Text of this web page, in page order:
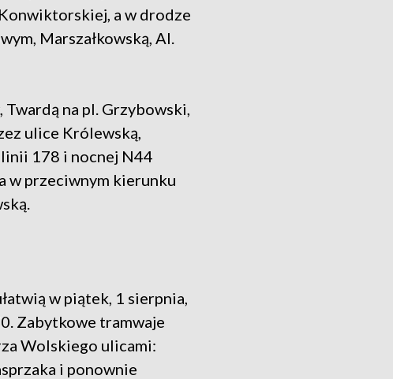
a w drodze
Marszałkowską, Al.
na pl. Grzybowski,
ulice Królewską,
178 i nocnej N44
w przeciwnym kierunku
w piątek, 1 sierpnia,
Zabytkowe tramwaje
Wolskiego ulicami:
i ponownie